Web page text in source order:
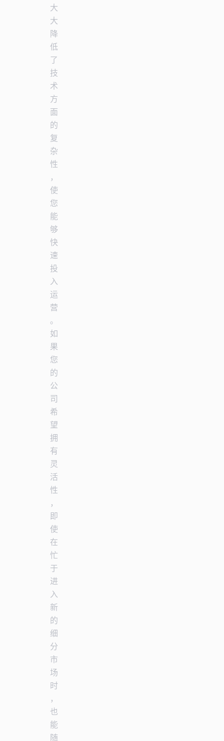
大
大
降
低
了
技
术
方
面
的
复
杂
性
，
使
您
能
够
快
速
投
入
运
营
。
如
果
您
的
公
司
希
望
拥
有
灵
活
性
，
即
使
在
忙
于
进
入
新
的
细
分
市
场
时
，
也
能
随